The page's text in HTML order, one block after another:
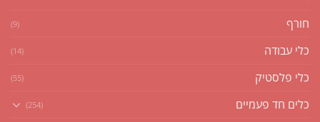
חורף (9)
כלי עבודה (14)
כלי פלסטיק (55)
כלים חד פעמיים (254)